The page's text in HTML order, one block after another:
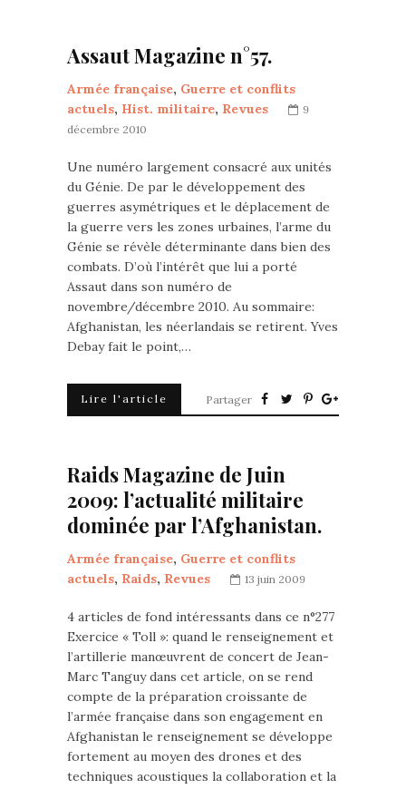
Assaut Magazine n°57.
Armée française, Guerre et conflits
actuels, Hist. militaire, Revues
9
décembre 2010
Une numéro largement consacré aux unités
du Génie. De par le développement des
guerres asymétriques et le déplacement de
la guerre vers les zones urbaines, l’arme du
Génie se révèle déterminante dans bien des
combats. D’où l’intérêt que lui a porté
Assaut dans son numéro de
novembre/décembre 2010. Au sommaire:
Afghanistan, les néerlandais se retirent. Yves
Debay fait le point,…
Lire l'article Partager
Raids Magazine de Juin
2009: l’actualité militaire
dominée par l’Afghanistan.
Armée française, Guerre et conflits
actuels, Raids, Revues 13 juin 2009
4 articles de fond intéressants dans ce n°277
Exercice « Toll »: quand le renseignement et
l’artillerie manœuvrent de concert de Jean-
Marc Tanguy dans cet article, on se rend
compte de la préparation croissante de
l’armée française dans son engagement en
Afghanistan le renseignement se développe
fortement au moyen des drones et des
techniques acoustiques la collaboration et la